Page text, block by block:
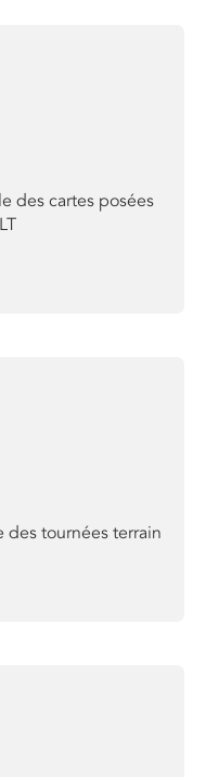
des cartes posées
des tournées terrain